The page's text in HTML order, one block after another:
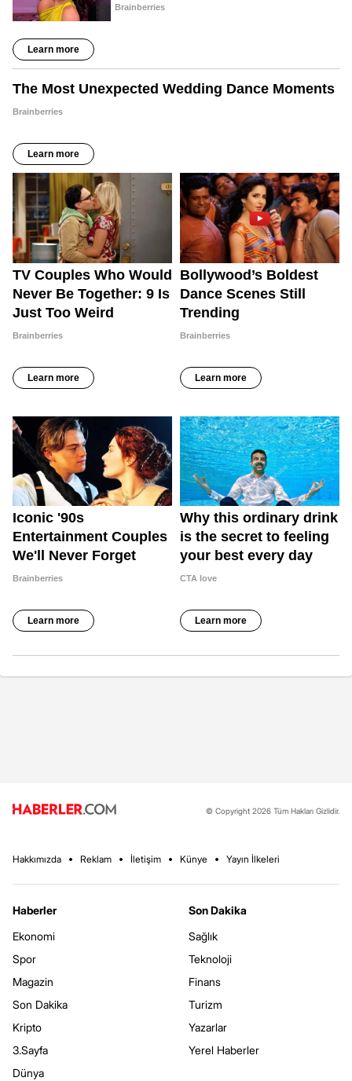
© Copyright 2026 Tüm Hakları Gizlidir.
Hakkımızda Reklam İletişim Künye Yayın İlkeleri
Haberler
Ekonomi
Spor
Magazin
Son Dakika
Kripto
3.Sayfa
Dünya
Son Dakika
Sağlık
Teknoloji
Finans
Turizm
Yazarlar
Yerel Haberler